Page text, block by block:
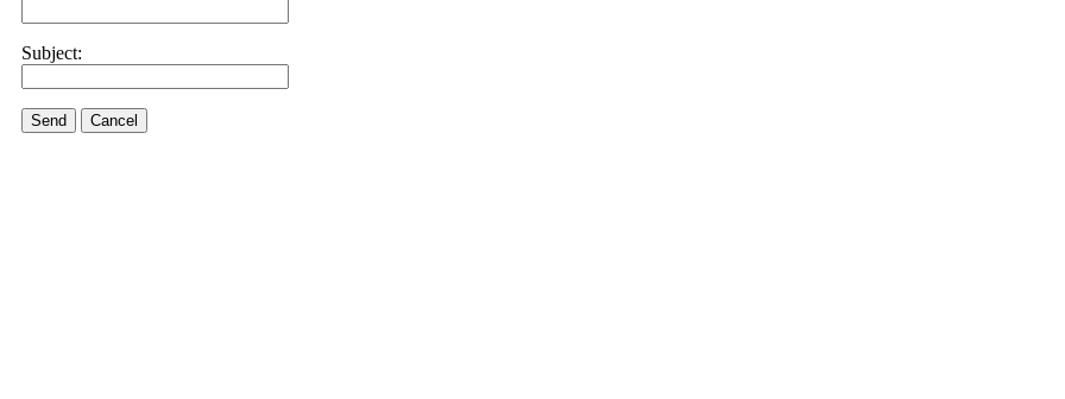
Subject:
Send Cancel